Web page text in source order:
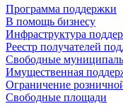
Программа поддержки
В помощь бизнесу
Инфраструктура
Реестр получателей
Свободные
Имущественная
Ограничение
Свободные площади